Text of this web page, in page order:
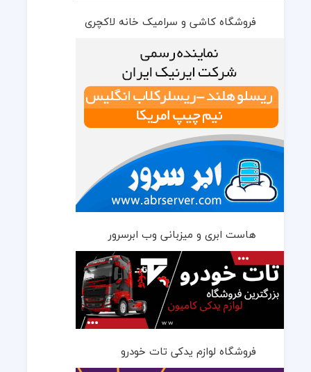
فروشگاه کاشی و سرامیک خانه لاکچری
هاست ابری و میزبانی وب ابرسرور
فروشگاه لوازم یدکی تات خودرو